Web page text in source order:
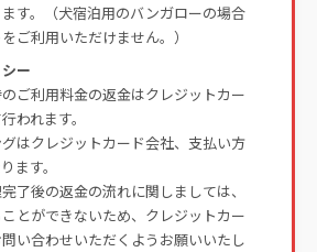
す。（犬宿泊用のバンガローの場合
ご利用いただけません。）
ー
ご利用料金の返金はクレジットカー
われます。
はクレジットカード会社、支払い方
ます。
了後の返金の流れに関しましては、
とができないため、クレジットカー
い合わせいただくようお願いいたし